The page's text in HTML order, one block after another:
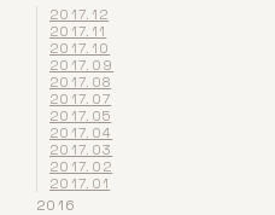
2017.12
2017.11
2017.10
2017.09
2017.08
2017.07
2017.05
2017.04
2017.03
2017.02
2017.01
2016